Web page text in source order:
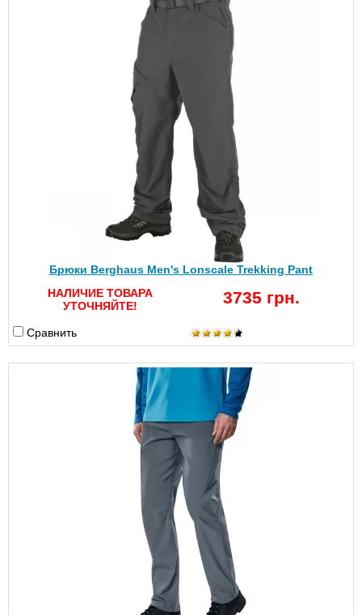
Брюки Berghaus Men's Lonscale Trekking Pant
НАЛИЧИЕ ТОВАРА
УТОЧНЯЙТЕ!
3735 грн.
Сравнить